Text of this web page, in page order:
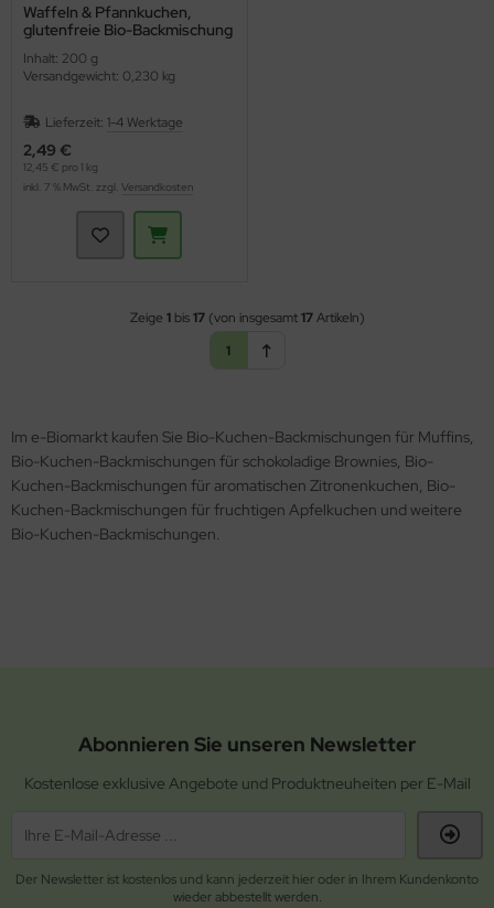
Waffeln & Pfannkuchen,
glutenfreie Bio-Backmischung
Inhalt: 200 g
Versandgewicht: 0,230 kg
Lieferzeit: 1-4 Werktage
2,49 €
12,45 € pro 1 kg
inkl. 7 % MwSt. zzgl. Versandkosten
Zeige 1bis17(von insgesamt17Artikeln)
1
Im e-Biomarkt kaufen Sie Bio-Kuchen-Backmischungen für Muffins,
Bio-Kuchen-Backmischungen für schokoladige Brownies, Bio-
Kuchen-Backmischungen für aromatischen Zitronenkuchen, Bio-
Kuchen-Backmischungen für fruchtigen Apfelkuchen und weitere
Bio-Kuchen-Backmischungen.
Abonnieren Sie unseren Newsletter
Kostenlose exklusive Angebote und Produktneuheiten per E-Mail
Der Newsletter ist kostenlos und kann jederzeit hier oder in Ihrem Kundenkonto
wieder abbestellt werden.